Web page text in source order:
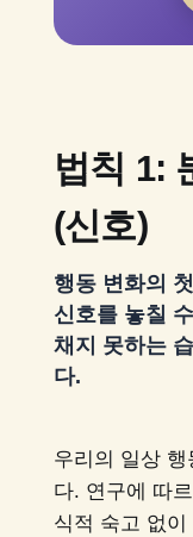
법칙 1:
(신호)
행동 변화의
신호를 놓칠
채지 못하는
다.
우리의 일상 행
다. 연구에 따
식적 숙고 없